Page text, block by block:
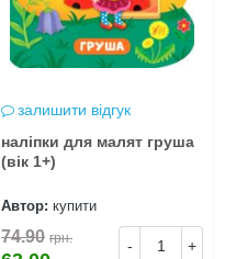
залишити відгук
наліпки для малят груша
(вік 1+)
Автор: купити
- +
74.90 грн.